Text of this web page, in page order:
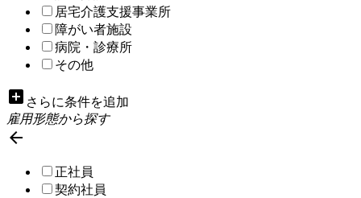
居宅介護支援事業所
障がい者施設
病院・診療所
その他
add_box さらに条件を追加
雇用形態から探す

正社員
契約社員